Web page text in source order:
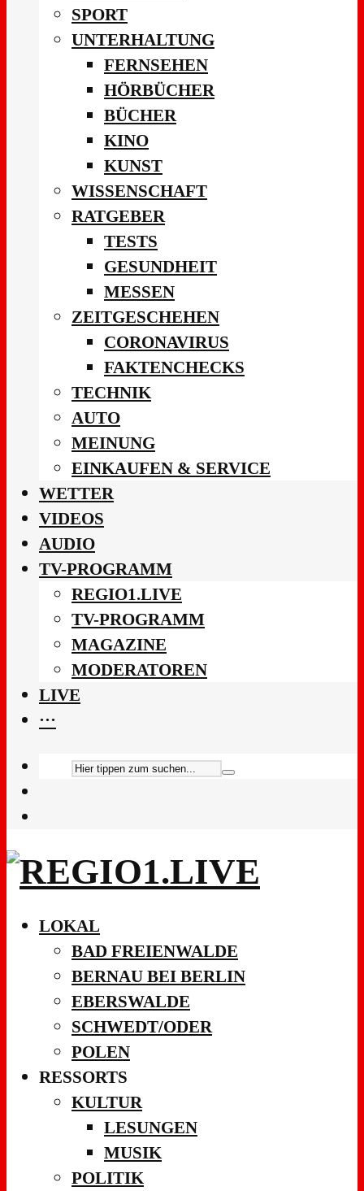
SPORT
UNTERHALTUNG
FERNSEHEN
HÖRBÜCHER
BÜCHER
KINO
KUNST
WISSENSCHAFT
RATGEBER
TESTS
GESUNDHEIT
MESSEN
ZEITGESCHEHEN
CORONAVIRUS
FAKTENCHECKS
TECHNIK
AUTO
MEINUNG
EINKAUFEN & SERVICE
WETTER
VIDEOS
AUDIO
TV-PROGRAMM
REGIO1.LIVE
TV-PROGRAMM
MAGAZINE
MODERATOREN
LIVE
···
LOKAL
BAD FREIENWALDE
BERNAU BEI BERLIN
EBERSWALDE
SCHWEDT/ODER
POLEN
RESSORTS
KULTUR
LESUNGEN
MUSIK
POLITIK